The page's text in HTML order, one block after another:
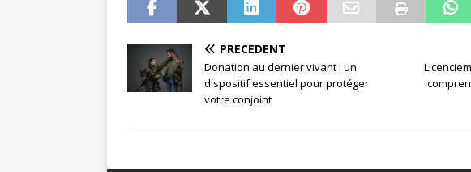
PRÉCÉDENT
Donation au dernier vivant : un
dispositif essentiel pour protéger
votre conjoint